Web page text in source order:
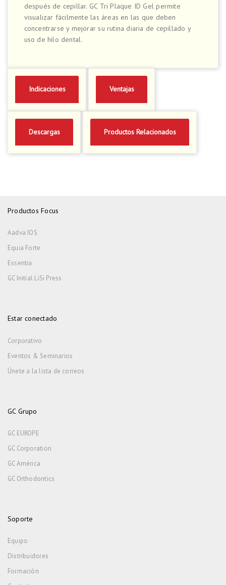
después de cepillar. GC Tri Plaque ID Gel permite
visualizar fácilmente las áreas en las que deben
concentrarse y mejorar su rutina diaria de cepillado y
uso de hilo dental.
Indicaciones Ventajas
Descargas Productos Relacionados
Productos Focus
Aadva IOS
Equia Forte
Essentia
GC Initial LiSi Press
Estar conectado
Corporativo
Eventos & Seminarios
Únete a la lista de correos
GC Grupo
GC EUROPE
GC Corporation
GC América
GC Orthodontics
Soporte
Equipo
Distribuidores
Formación